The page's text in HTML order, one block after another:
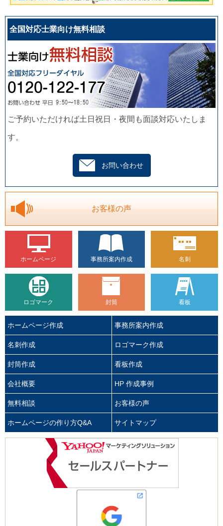
全国対応士業向け無料相談
ご予約いただければ土日祝日・夜間も面談対応いたしま
す。
お問い合わせ
お客様の声
ホームページ 事務所案内作成 名刺
ロゴマーク 封筒 看板
ホームページ作成 事務所案内作成
名刺作成 ロゴマーク作成
封筒作成 看板作成
会社概要 HP 作成事例
無料相談 お客様の声
ホームページの作り方Q&A サイトマップ